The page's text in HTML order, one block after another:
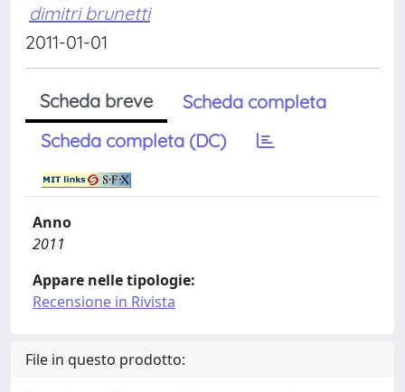
dimitri brunetti
2011-01-01
Scheda breve
Scheda completa
Scheda completa (DC)
Anno
2011
Appare nelle tipologie:
Recensione in Rivista
File in questo prodotto: